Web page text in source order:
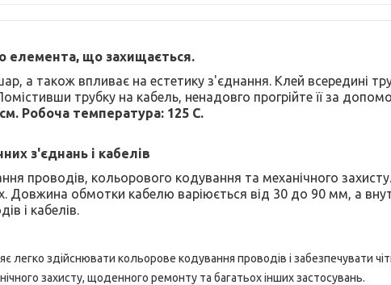
елемента, що захищається.
а також впливає на естетику з'єднання. Клей всередині
трубку на кабель, ненадовго прогрійте її за
Робоча температура: 125 C.
з'єднань і кабелів
проводів, кольорового кодування та механічного
Довжина обмотки кабелю варіюється від 30 до 90 мм, а
і кабелів.
здійснювати кольорове кодування проводів і забезпечувати
захисту, щоденного ремонту та багатьох інших застосувань.